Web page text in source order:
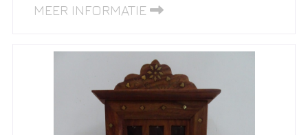
MEER INFORMATIE